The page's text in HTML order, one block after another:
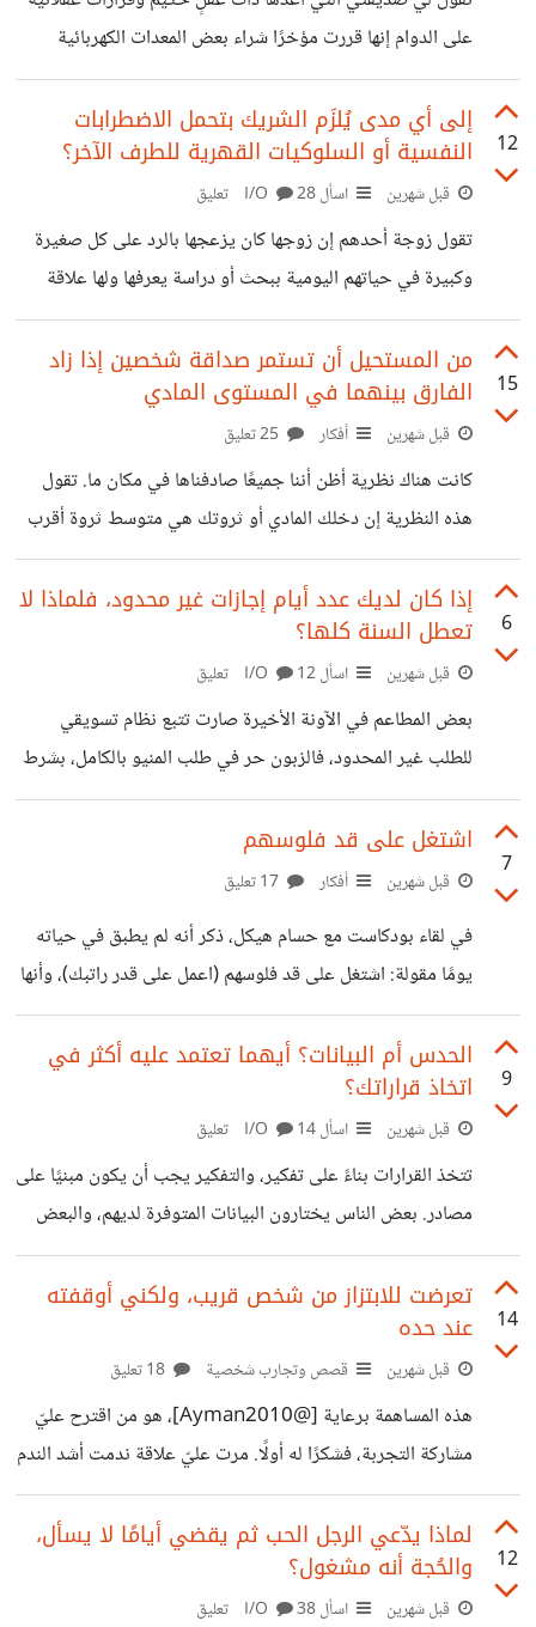
كبير من القوالب المختلفة التي تناسب المواقع الشخصية
والشركات، وتلائم جميع الأذواق ولا يحتاج الشخص سوى إلى
تعديل
على الدوام إنها قررت مؤخرًا شراء بعض المعدات الكهربائية
بنظام التقسيط. وحين انفعلت عليها، سائلة إياها عن السبب
بسرعة، قاطعتني قائلة: "اسمعي، أنا مثلك لا أحب التقسيط ولا
نظام Buy now, pay later وأرى ذلك فخًا، ولكن ما حدث في
الفترة الأخيرة وغيّر رأيي هو أنّ الأجهزة الكهربائية يرتفع سعرها
بشراسة، ورأيت أنني لو اشتريت الأجهزة التي أحتاج إليها بالسعر
المحلي الحالي، ثم سددت بعد مدّة طويلة بنفس السعر القديم،
12
إلى أي مدى يُلزَم الشريك بتحمل الاضطرابات
النفسية أو السلوكيات القهرية للطرف الآخر؟
قبل شهرين اسأل I/O28 تعليق
تقول زوجة أحدهم إن زوجها كان يزعجها بالرد على كل صغيرة
وكبيرة في حياتهم اليومية ببحث أو دراسة يعرفها ولها علاقة
بالموضوع؛ مما كان يجعل الحياة جادة بشكل مبالغ فيه؛ إلى أن
صارت لا تحب الحديث معه، وتفكر بالانسحاب من العلاقة. هذا
النمط من الأشخاص يُسمى "العلّامة" وهو واحد من أنماط
الشخصيات التي لا تُحتمل، والتعايش معها صعب جدًا. قد لا يكون
هذا مثالًا لاضطراب نفسي حقيقي، ولكنه قد يتطور إلى ما هو
أكثر من ذلك. ولنضرب مثالًا آخر على
15
من المستحيل أن تستمر صداقة شخصين إذا زاد
الفارق بينهما في المستوى المادي
قبل شهرين أفكار
كانت هناك نظرية أظن أننا جميعًا صادفناها في مكان ما. تقول
هذه النظرية إن دخلك المادي أو ثروتك هي متوسط ثروة أقرب
5 من أصدقائك. هذا يؤكد على أنّ ثمة علاقة بين الصداقة
والمستوى المادي. وها قد خرجت نظرية أخرى جديدة تفترض
إنه من المستحيل استمرار الصداقة إذا زاد الفارق في المستوى
المادي بين الأشخاص. والحُجة أنه عندما يتسع الفارق المادي بين
صديقين بشكل حاد، تتباعد اهتماماتهما ونظرتهما للحياة؛ وهذا
يخلق حواجز نفسية تحل محل العفوية القديمة. ويصبح الحذر
6
إذا كان لديك عدد أيام إجازات غير محدود، فلماذا لا
تعطل السنة كلها؟
قبل شهرين اسأل I/O12 تعليق
بعض المطاعم في الآونة الأخيرة صارت تتبع نظام تسويقي
للطلب غير المحدود، فالزبون حر في طلب المنيو بالكامل، بشرط
أن يأكله كله ولا يأخذ المتبقى تيك أواي. هذه السياسة قد أفهمها
إذا كان الحديث عن المطاعم، ولكن أن نطبقها على الموظفين في
الشركات تحت مسمى "نظام الإجازات المفتوح أو غير المحدود
وبشروط؛ فعلى الأغلب هناك خدعة. قد ينبهر البعض بوجود هذه
الميزة عندما يصله عرض عمل به هذه الميزة، ولكن الحرص
واجب،
7
اشتغل على قد فلوسهم
قبل شهرين أفكار
في لقاء بودكاست مع حسام هيكل، ذكر أنه لم يطبق في حياته
يومًا مقولة: اشتغل على قد فلوسهم (اعمل على قدر راتبك)، وأنها
تتنافى مع قوله تعالى: "إنّا لا نضيع أجر من أحسن عملًا"، وأنّه
-على الدوام- يبذل كل استطاعته في هذا العمل بدون وضع
الراتب كمعيار، وهذه هي وجهة النظر التي أميل إليها. على
الجانب الآخر، يتبنى تيار واسع، خاصة مع صعود حركات مهنية
حديثة مثل الاستقالة الهادئة (Quiet Quitting)، وجهة نظر
مضادة؛ تحذر من أن المثالية المفرطة في
9
الحدس أم البيانات؟ أيهما تعتمد عليه أكثر في
اتخاذ قراراتك؟
قبل شهرين اسأل I/O14 تعليق
تتخذ القرارات بناءً على تفكير، والتفكير يجب أن يكون مبنيًا على
مصادر. بعض الناس يختارون البيانات المتوفرة لديهم، والبعض
الآخر يختار الحدس. كلاهما قادر على صنع قرارات موفقة،
خصوصًا إذا كانا متوافقين، لكن الحيرة الحقيقية لا تظهر إلا
عندما تختلف مؤشراتهما. الحدس يخبرك بأن صديقك هو من
تسبب في وقوعك بمشكلة، بينما البيانات تخبرك بأن صديقك لم
يسبق أن فعل شيئًا كهذا، وأنه شخص حسن السلوك.
14
تعرضت للابتزاز من شخص قريب، ولكني أوقفته
عند حده
قبل شهرين قصص وتجارب شخصية
هذه المساهمة برعاية [@Ayman2010] ، هو من اقترح عليّ
مشاركة التجربة، فشكرًا له أولًا. مرت عليّ علاقة ندمت أشد الندم
على دخولها لأنها كما تبينتُ في النهاية، كانت علاقة خبيثة،
وانتهت بأبشع طريقة تنتهي بها العلاقات، طريقة نادرة وخارجة
عن الصندوق.. الابتزاز والمساومة. كان سرًا أفصحت عنه لهذه
الشخصية القريبة في لحظة من اللحظات الآمنة؛ فكان السر نقطة
12
لماذا يدّعي الرجل الحب ثم يقضي أيامًا لا يسأل،
والحُجة أنه مشغول؟
قبل شهرين اسأل I/O38 تعليق